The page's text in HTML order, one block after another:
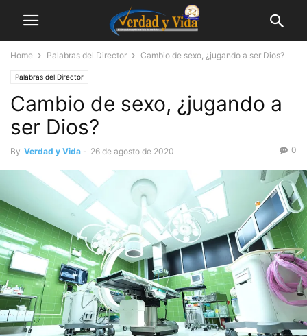
Home Palabras del Director Cambio de sexo, ¿jugando a ser Dios?
Palabras del Director
Cambio de sexo, ¿jugando a
ser Dios?
By Verdad y Vida - 26 de agosto de 2020 0